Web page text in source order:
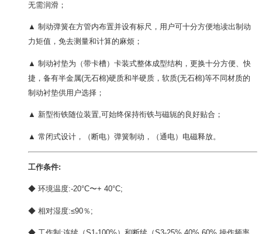
无需润滑；
▲ 制动弹簧在方管内布置并设有标尺，用户可十分方便地读出制动
力矩值，免去测量和计算的麻烦；
▲ 制动衬垫为（带卡槽）卡装式整体成型结构，更换十分方便、快
捷，备有半金属(无石棉)硬质和半硬质，软质(无石棉)等不同材质的
制动衬垫供用户选择；
▲ 新型衔铁随位装置,可始终保持衔铁与磁轭的良好贴合；
▲ 常闭式设计，（断电）弹簧制动，（通电）电磁释放。
工作条件:
◆ 环境温度:-20°C〜+ 40°C;
◆ 相对湿度:≤90％;